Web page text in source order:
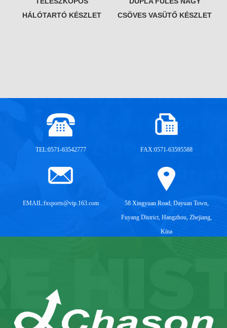
HÁLÓTARTÓ KÉSZLET
CSÖVES VASÜTŐ KÉSZLET
TEL:0571-63542777 FAX:0571-63595588
EMAIL:fxsports@vip.163.com
58 Xingyuan Road, Dayuan Town,
Fuyang District, Hangzhou, Zhejiang,
Kína